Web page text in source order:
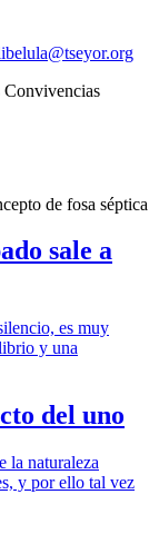
Convivencias
de fosa séptica
sale a
es muy
y una
del uno
la naturaleza
y por ello tal vez